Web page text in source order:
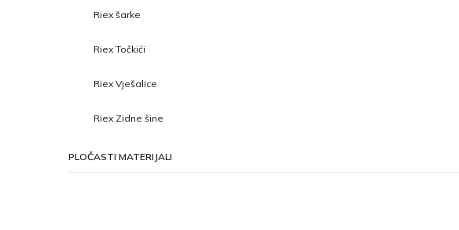
Riex šarke
Riex Točkići
Riex Vješalice
Riex Zidne šine
PLOČASTI MATERIJALI